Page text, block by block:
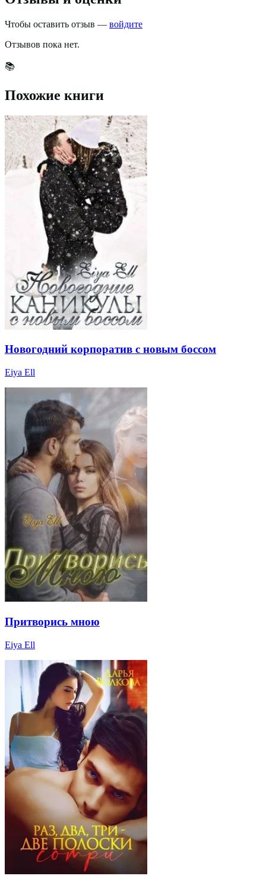
Чтобы оставить отзыв — войдите
Отзывов пока нет.
📚
Похожие книги
Новогодний корпоратив с новым боссом
Eiya Ell
Притворись мною
Eiya Ell